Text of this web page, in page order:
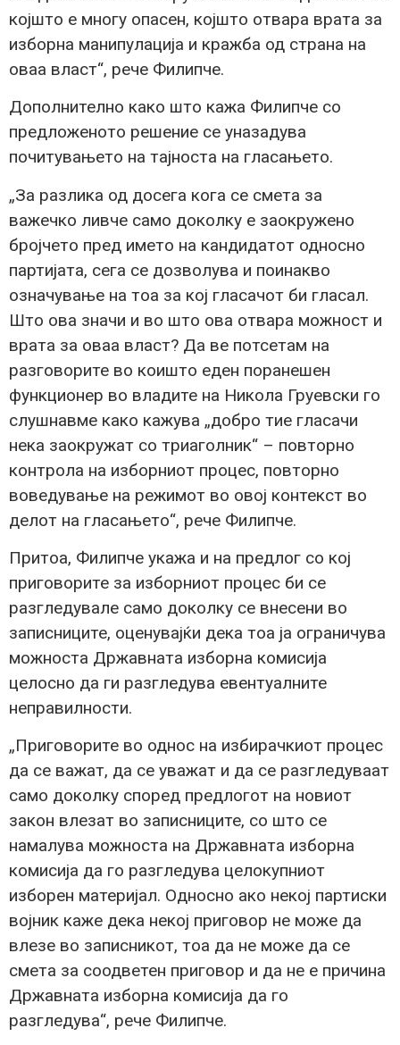
којшто е многу опасен, којшто отвара врата за
изборна манипулација и кражба од страна на
оваа власт“, рече Филипче.
Дополнително како што кажа Филипче со
предложеното решение се уназадува
почитувањето на тајноста на гласањето.
„За разлика од досега кога се смета за
важечко ливче само доколку е заокружено
бројчето пред името на кандидатот односно
партијата, сега се дозволува и поинакво
означување на тоа за кој гласачот би гласал.
Што ова значи и во што ова отвара можност и
врата за оваа власт? Да ве потсетам на
разговорите во коишто еден поранешен
функционер во владите на Никола Груевски го
слушнавме како кажува „добро тие гласачи
нека заокружат со триаголник“ – повторно
контрола на изборниот процес, повторно
воведување на режимот во овој контекст во
делот на гласањето“, рече Филипче.
Притоа, Филипче укажа и на предлог со кој
приговорите за изборниот процес би се
разгледувале само доколку се внесени во
записниците, оценувајќи дека тоа ја ограничува
можноста Државната изборна комисија
целосно да ги разгледува евентуалните
неправилности.
„Приговорите во однос на избирачкиот процес
да се важат, да се уважат и да се разгледуваат
само доколку според предлогот на новиот
закон влезат во записниците, со што се
намалува можноста на Државната изборна
комисија да го разгледува целокупниот
изборен материјал. Односно ако некој партиски
војник каже дека некој приговор не може да
влезе во записникот, тоа да не може да се
смета за соодветен приговор и да не е причина
Државната изборна комисија да го
разгледува“, рече Филипче.